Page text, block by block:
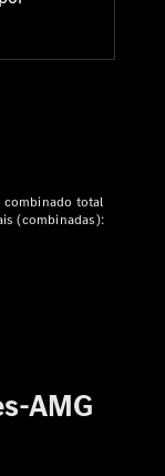
combinado total
(combinadas):
AMG